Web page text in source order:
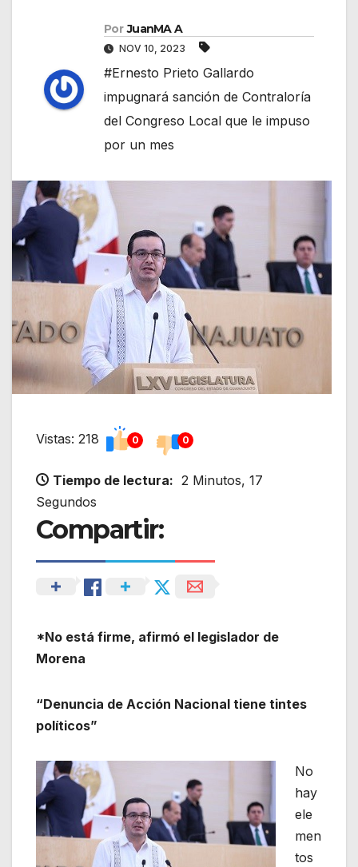
Por JuanMA A
NOV 10, 2023
#Ernesto Prieto Gallardo
impugnará sanción de Contraloría
del Congreso Local que le impuso
por un mes
Vistas: 218 0 0
Tiempo de lectura: 2 Minutos, 17
Segundos
Compartir:
*No está firme, afirmó el legislador de
Morena
“Denuncia de Acción Nacional tiene tintes
políticos”
No
hay
ele
men
tos